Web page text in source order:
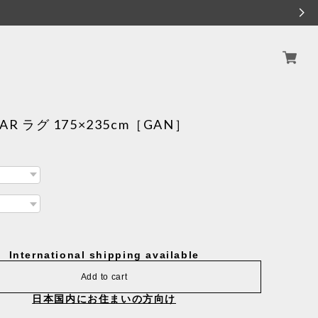
ラグ 175×235cm［GAN］
International shipping available
Add to cart
日本国内にお住まいの方向け